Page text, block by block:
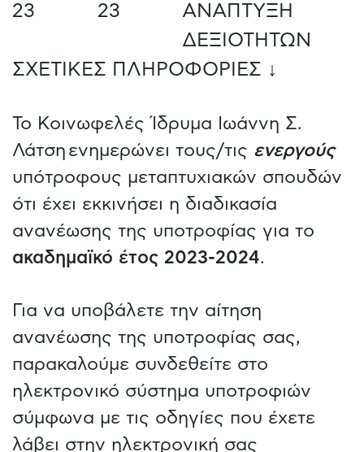
23
23
ΑΝΑΠΤΥΞΗ
ΔΕΞΙΟΤΗΤΩΝ
ΣΧΕΤΙΚΕΣ ΠΛΗΡΟΦΟΡΙΕΣ ↓
Το Κοινωφελές Ίδρυμα Ιωάννη Σ.
Λάτση ενημερώνει τους/τις ενεργούς
υπότροφους μεταπτυχιακών σπουδών
ότι έχει εκκινήσει η διαδικασία
ανανέωσης της υποτροφίας για το
ακαδημαϊκό έτος 2023-2024.
Για να υποβάλετε την αίτηση
ανανέωσης της υποτροφίας σας,
παρακαλούμε συνδεθείτε στο
ηλεκτρονικό σύστημα υποτροφιών
σύμφωνα με τις οδηγίες που έχετε
λάβει στην ηλεκτρονική σας